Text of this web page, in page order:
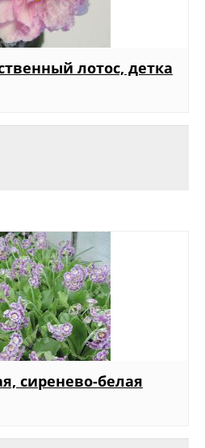
лотос, детка
сиренево-белая